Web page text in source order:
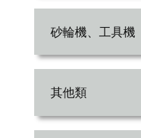
砂輪機、工具機
其他類